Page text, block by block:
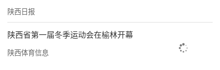
陕西日报
陕西省第一届冬季运动会在榆林开幕
陕西体育信息